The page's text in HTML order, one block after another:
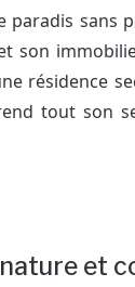
paradis sans
son
résidence
tout son
et